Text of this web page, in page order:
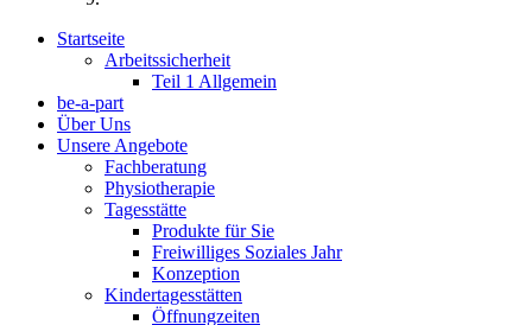
Startseite
Arbeitssicherheit
Teil 1 Allgemein
be-a-part
Über Uns
Unsere Angebote
Fachberatung
Physiotherapie
Tagesstätte
Produkte für Sie
Freiwilliges Soziales Jahr
Konzeption
Kindertagesstätten
Öffnungzeiten